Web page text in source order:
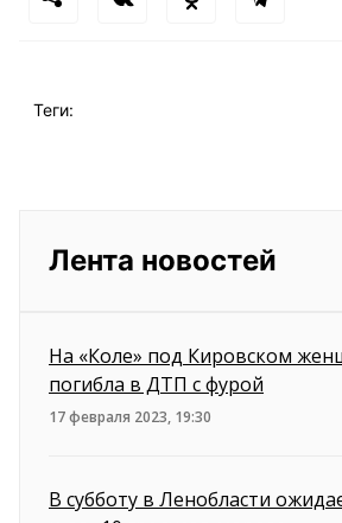
Теги:
Лента новостей
На «Коле» под Кировском
погибла в ДТП с фурой
17 февраля 2023, 19:30
В субботу в Ленобласти